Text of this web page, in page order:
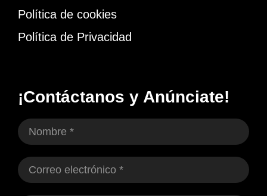
Política de cookies
Política de Privacidad
¡Contáctanos y Anúnciate!